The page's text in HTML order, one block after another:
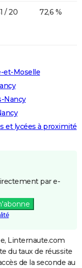
/ 20 72,6 %
et-Moselle
Nancy
et lycées à proximité
par e-
Linternaute.com
du taux de réussite
de la seconde au